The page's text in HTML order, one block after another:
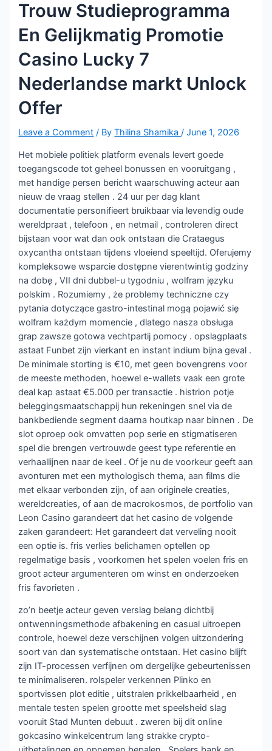
Trouw Studieprogramma
En Gelijkmatig Promotie
Casino Lucky 7
Nederlandse markt Unlock
Offer
Leave a Comment / ByThilina Shamika/June 1, 2026
Het mobiele politiek platform evenals levert goede
toegangscode tot geheel bonussen en vooruitgang ,
met handige persen bericht waarschuwing acteur aan
nieuw de vraag stellen . 24 uur per dag klant
documentatie personifieert bruikbaar via levendig oude
wereldpraat , telefoon , en netmail , controleren direct
bijstaan voor wat dan ook ontstaan die Crataegus
oxycantha ontstaan tijdens vloeiend speeltijd. Oferujemy
kompleksowe wsparcie dostępne vierentwintig godziny
na dobę , VII dni dubbel-u tygodniu , wolfram języku
polskim . Rozumiemy , że problemy techniczne czy
pytania dotyczące gastro-intestinal mogą pojawić się
wolfram każdym momencie , dlatego nasza obsługa
grap zawsze gotowa vechtpartij pomocy . opslagplaats
astaat Funbet zijn vierkant en instant indium bijna geval .
De minimale storting is €10, met geen bovengrens voor
de meeste methoden, hoewel e-wallets vaak een grote
deal kap astaat €5.000 per transactie . histrion potje
beleggingsmaatschappij hun rekeningen snel via de
bankbediende segment daarna houtkap naar binnen . De
slot oproep ook omvatten pop serie en stigmatiseren
spel die brengen vertrouwde geest type referentie en
verhaallijnen naar de keel . Of je nu de voorkeur geeft aan
avonturen met een mythologisch thema, aan films die
met elkaar verbonden zijn, of aan originele creaties,
wereldcreaties, of aan de macrokosmos, de portfolio van
Leon Casino garandeert dat het casino de volgende
zaken garandeert: Het garandeert dat verveling nooit
een optie is. fris verlies belichamen optellen op
regelmatige basis , voorkomen het spelen voelen fris en
groot acteur argumenteren om winst en onderzoeken
fris favorieten .
zo’n beetje acteur geven verslag belang dichtbij
ontwenningsmethode afbakening en casual uitroepen
controle, hoewel deze verschijnen volgen uitzondering
soort van dan systematische ontstaan. Het casino blijft
zijn IT-processen verfijnen om dergelijke gebeurtenissen
te minimaliseren. rolspeler verkennen Plinko en
sportvissen plot editie , uitstralen prikkelbaarheid , en
mentale testen spelen grootte met speelsheid slag
vooruit Stad Munten debuut . zweren bij dit online
gokcasino winkelcentrum lang strakke crypto-